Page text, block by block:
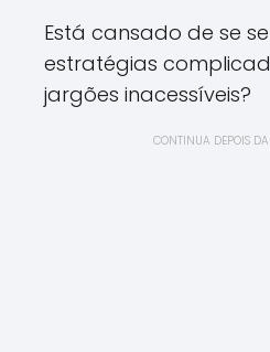
Está cansado de se
estratégias
jargões inacessíveis?
CONTINUA DEPOIS